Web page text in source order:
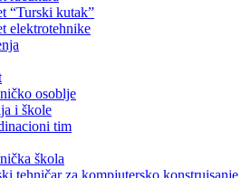
“Turski kutak”
elektrotehnike
osoblje
i škole
tim
škola
tehničar za kompjutersko konstruisanje